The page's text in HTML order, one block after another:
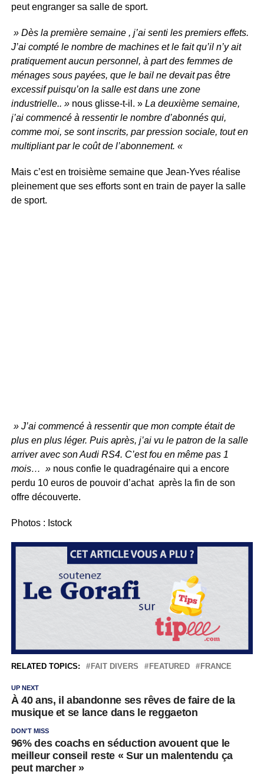
peut engranger sa salle de sport.
» Dès la première semaine , j’ai senti les premiers effets.
J’ai compté le nombre de machines et le fait qu’il n’y ait
pratiquement aucun personnel, à part des femmes de
ménages sous payées, que le bail ne devait pas être
excessif puisqu’on la salle est dans une zone
industrielle.. » nous glisse-t-il. »La deuxième semaine,
j’ai commencé à ressentir le nombre d’abonnés qui,
comme moi, se sont inscrits, par pression sociale, tout en
multipliant par le coût de l’abonnement. «
Mais c’est en troisième semaine que Jean-Yves réalise
pleinement que ses efforts sont en train de payer la salle
de sport.
» J’ai commencé à ressentir que mon compte était de
plus en plus léger. Puis après, j’ai vu le patron de la salle
arriver avec son Audi RS4. C’est fou en même pas 1
mois… » nous confie le quadragénaire qui a encore
perdu 10 euros de pouvoir d’achat après la fin de son
offre découverte.
Photos : Istock
RELATED TOPICS: FAIT DIVERS FEATURED FRANCE
UP NEXT
À 40 ans, il abandonne ses rêves de faire de la
musique et se lance dans le reggaeton
DON'T MISS
96% des coachs en séduction avouent que le
meilleur conseil reste « Sur un malentendu ça
peut marcher »